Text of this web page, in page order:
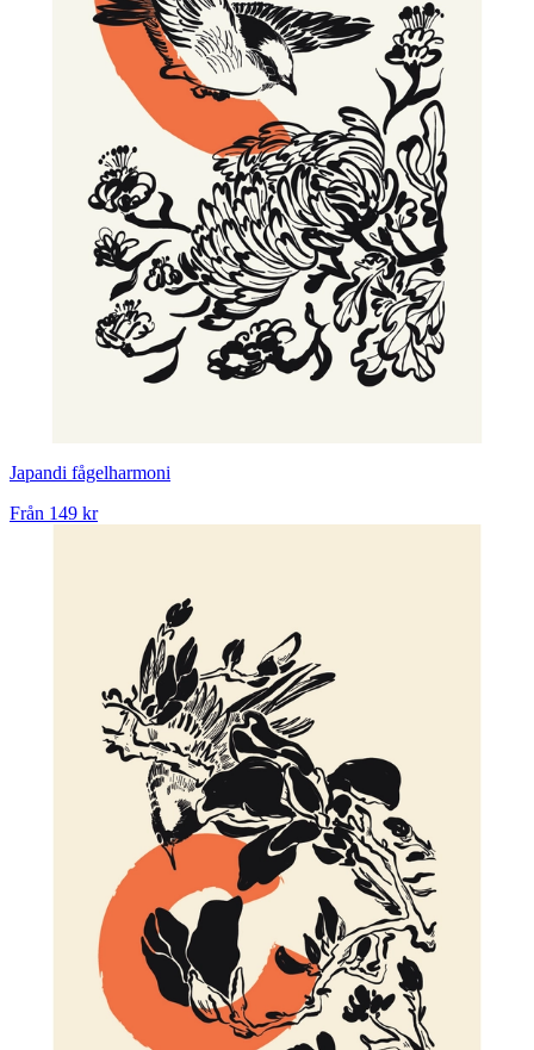
Japandi fågelharmoni
Från 149 kr